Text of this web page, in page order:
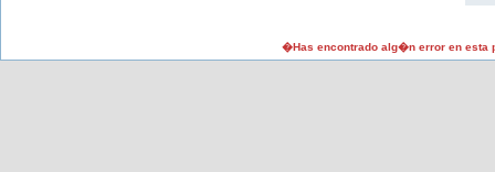
�Has encontrado alg�n error en esta